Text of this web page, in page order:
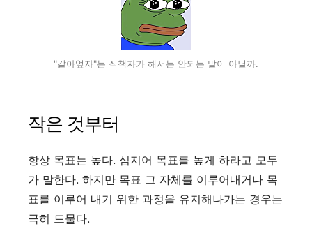
"갈아엎자"는 직책자가 해서는 안되는 말이 아닐까.
작은 것부터
항상 목표는 높다. 심지어 목표를 높게 하라고 모두
가 말한다. 하지만 목표 그 자체를 이루어내거나 목
표를 이루어 내기 위한 과정을 유지해나가는 경우는
극히 드물다.